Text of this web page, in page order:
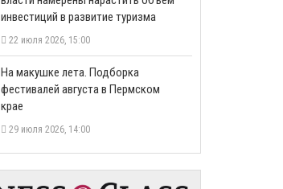
инвестиций в развитие туризма
22 июля 2026, 15:00
На макушке лета. Подборка
фестивалей августа в Пермском
крае
29 июля 2026, 14:00